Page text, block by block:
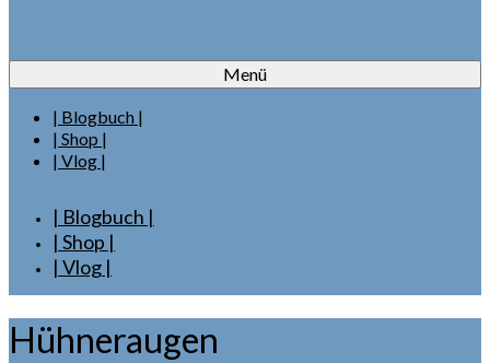
Menü
| Blogbuch |
| Shop |
| Vlog |
| Blogbuch |
| Shop |
| Vlog |
Hühneraugen